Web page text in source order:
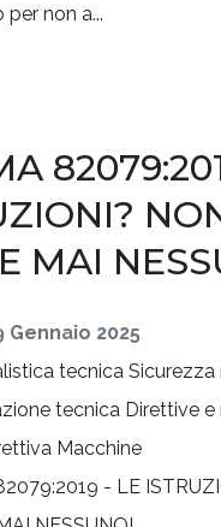
non a...
MAI
Gennaio 2025
tecnica
tecnica Direttive e
Macchine